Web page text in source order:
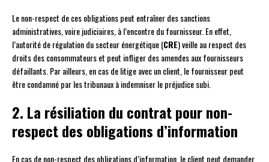
Le non-respect de ces obligations peut entraîner des sanctions
administratives, voire judiciaires, à l’encontre du fournisseur. En effet,
l’autorité de régulation du secteur énergétique (CRE) veille au respect des
droits des consommateurs et peut infliger des amendes aux fournisseurs
défaillants. Par ailleurs, en cas de litige avec un client, le fournisseur peut
être condamné par les tribunaux à indemniser le préjudice subi.
2. La résiliation du contrat pour non-
respect des obligations d’information
En cas de non-respect des obligations d’information, le client peut demander